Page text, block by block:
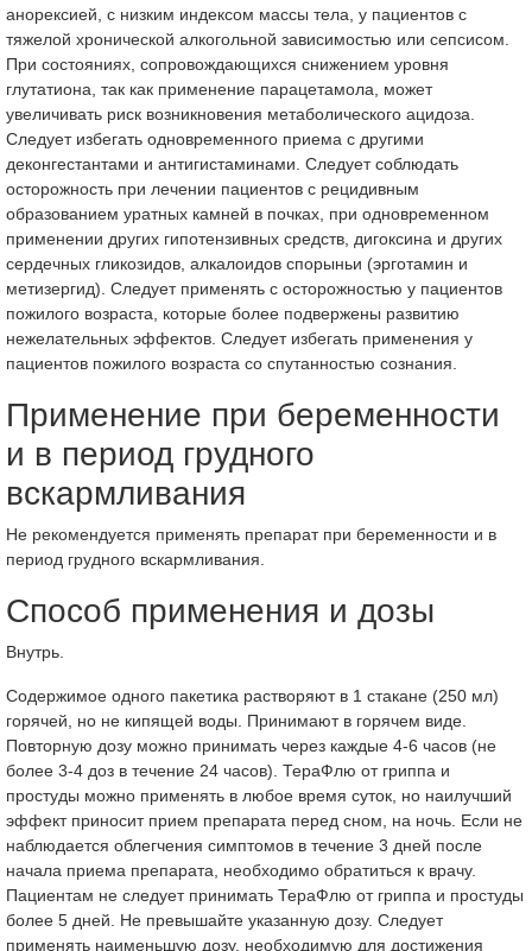
анорексией, с низким индексом массы тела, у пациентов с
тяжелой хронической алкогольной зависимостью или сепсисом.
При состояниях, сопровождающихся снижением уровня
глутатиона, так как применение парацетамола, может
увеличивать риск возникновения метаболического ацидоза.
Следует избегать одновременного приема с другими
деконгестантами и антигистаминами. Следует соблюдать
осторожность при лечении пациентов с рецидивным
образованием уратных камней в почках, при одновременном
применении других гипотензивных средств, дигоксина и других
сердечных гликозидов, алкалоидов спорыньи (эрготамин и
метизергид). Следует применять с осторожностью у пациентов
пожилого возраста, которые более подвержены развитию
нежелательных эффектов. Следует избегать применения у
пациентов пожилого возраста со спутанностью сознания.
Применение при беременности
и в период грудного
вскармливания
Не рекомендуется применять препарат при беременности и в
период грудного вскармливания.
Способ применения и дозы
Внутрь.
Содержимое одного пакетика растворяют в 1 стакане (250 мл)
горячей, но не кипящей воды. Принимают в горячем виде.
Повторную дозу можно принимать через каждые 4-6 часов (не
более 3-4 доз в течение 24 часов). ТераФлю от гриппа и
простуды можно применять в любое время суток, но наилучший
эффект приносит прием препарата перед сном, на ночь. Если не
наблюдается облегчения симптомов в течение 3 дней после
начала приема препарата, необходимо обратиться к врачу.
Пациентам не следует принимать ТераФлю от гриппа и простуды
более 5 дней. Не превышайте указанную дозу. Следует
применять наименьшую дозу, необходимую для достижения